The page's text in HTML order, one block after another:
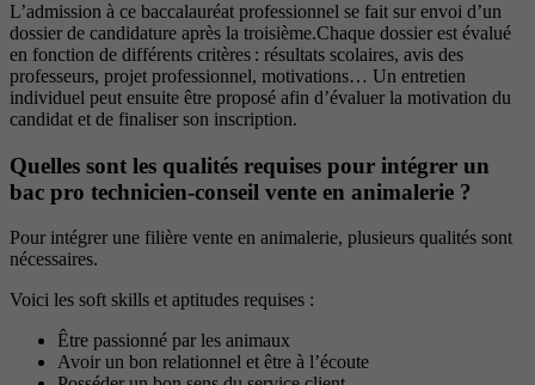
L’admission à ce baccalauréat professionnel se fait sur envoi d’un
dossier de candidature après la troisième.Chaque dossier est évalué
en fonction de différents critères : résultats scolaires, avis des
professeurs, projet professionnel, motivations… Un entretien
individuel peut ensuite être proposé afin d’évaluer la motivation du
candidat et de finaliser son inscription.
Quelles sont les qualités requises pour intégrer un
bac pro technicien-conseil vente en animalerie ?
Pour intégrer une filière vente en animalerie, plusieurs qualités sont
nécessaires.
Voici les soft skills et aptitudes requises :
Être passionné par les animaux
Avoir un bon relationnel et être à l’écoute